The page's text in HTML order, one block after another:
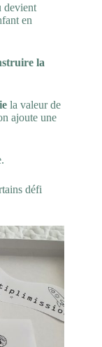
devient
en
la
la valeur de
ajoute une
défi